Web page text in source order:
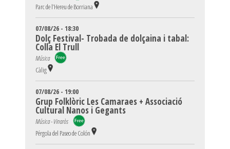
Parc de l’Hereu de Borriana
07/08/26 - 18:30
Dolç Festival- Trobada de dolçaina i tabal:
Colla El Trull
Música
Càlig
07/08/26 - 19:00
Grup Folklòric Les Camaraes + Associació
Cultural Nanos i Gegants
Música - Vinaròs
Pérgola del Paseo de Colón